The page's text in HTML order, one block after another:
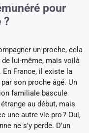
pour
?
un proche, cela
lui-même, mais voilà
En France, il existe la
son proche âgé. Un
familiale bascule
au début, mais
une autre vie pro ? Oui,
ne s’y perde. D’un